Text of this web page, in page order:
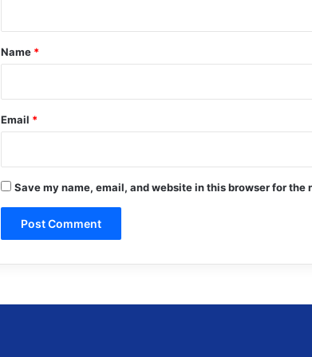
*
Name *
Email *
Save my name, email, and website in this browser for the